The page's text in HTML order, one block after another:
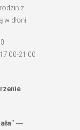
z
w dłoni
–
21.00
” —